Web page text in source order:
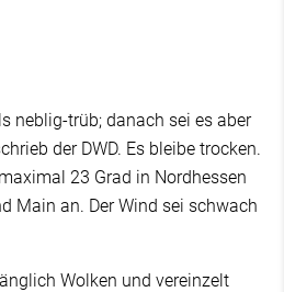
neblig-trüb; danach sei es aber
der DWD. Es bleibe trocken.
23 Grad in Nordhessen
Main an. Der Wind sei schwach
Wolken und vereinzelt